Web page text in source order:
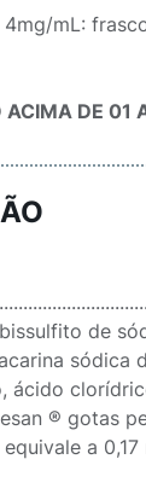
mL:
ACIMA DE 01
de
sódica
ácido
® gotas
a 0,17